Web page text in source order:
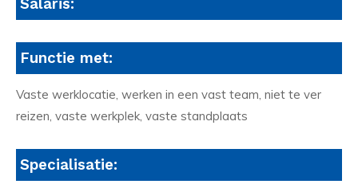
Salaris:
Functie met:
Vaste werklocatie, werken in een vast team, niet te ver
reizen, vaste werkplek, vaste standplaats
Specialisatie: